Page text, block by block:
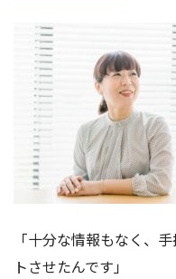
「十分な情報もなく、
トさせたんです」